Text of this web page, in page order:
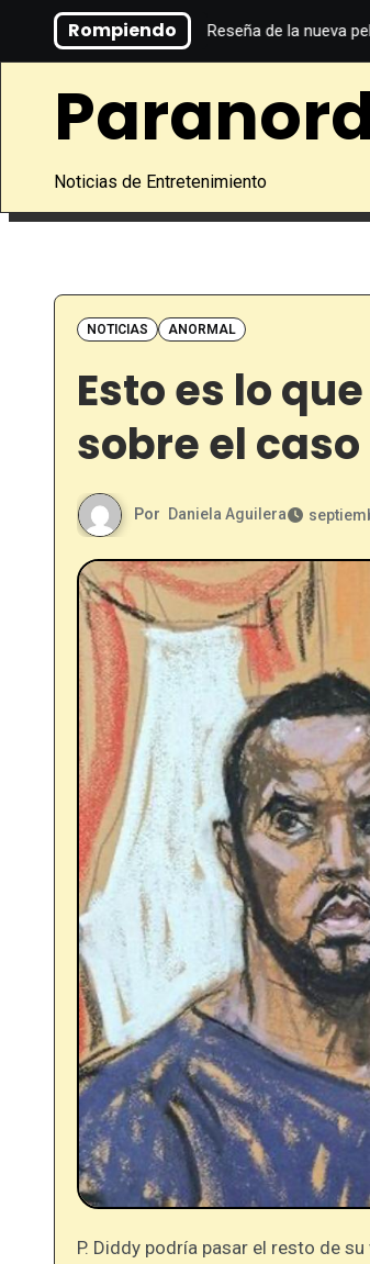
Rompiendo
Alpha (2025): Reseña de la nueva película de
Noticias de Entretenimiento
NOTICIAS ANORMAL
Esto es lo
sobre el caso
Por Daniela Aguilera
P. Diddy podría pasar el resto de su vida tras las rejas, y es que durante muchos años, habría estado cometiendo sus